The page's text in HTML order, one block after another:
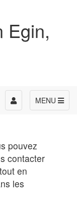
Egin,
MENU
Toggle
navigation
pouvez
contacter
en
les